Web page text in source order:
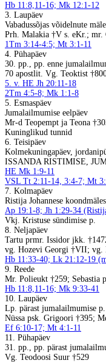
Hb 11:8,11-16; Mk 12:1-12
3. Laupäev
Vabadussõjas võidelnute
Prh. Malakia †V s. eKr.; mr.
1Tm 3:14-4:5; Mt 3:1-11
4. Pühapäev
30. pp., pp. enne
70 apostlit. Vg. Teoktist
5. v. HE Jh 20:11-18
2Tm 4:5-8; Mk 1:1-8
5. Esmaspäev
Jumalailmumise eelpäev
Mr-d Teopempt ja Teona
Kuninglikud tunnid
6. Teisipäev
Kolmekuningapäev,
ISSANDA RISTIMISE,
HE Mk 1:9-11
VSL Tt 2:11-14, 3:4-7; Mt
7. Kolmapäev
Ristija Johannese
Ap 19:1-8; Jh 1:29-34
Vkj. Kristuse sündimise p.
8. Neljapäev
Tartu prmr. Issidor jkk.
vg. Hozevi Georgi †VII; vg.
Hb 11:33-40; Lk 21:12-19
9. Reede
Mr. Polieukt †259; Sebastia
Hb 11:8,11-16; Mk 9:33-41
10. Laupäev
Lp. pärast jumalailmumise p.
Nüssa psk. Grigoori †395;
Ef 6:10-17; Mt 4:1-11
11. Pühapäev
31. pp., pp. pärast
Vg. Teodoosi Suur †529